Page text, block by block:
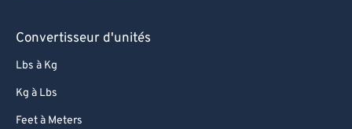
Convertisseur d'unités
Lbs à Kg
Kg à Lbs
Feet à Meters